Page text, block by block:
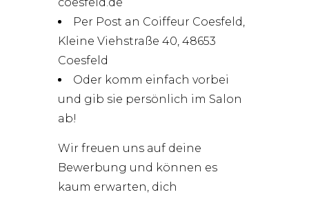
Per Post an Coiffeur Coesfeld,
Kleine Viehstraße 40, 48653
Coesfeld
Oder komm einfach vorbei
und gib sie persönlich im Salon
ab!
Wir freuen uns auf deine
Bewerbung und können es
kaum erwarten, dich